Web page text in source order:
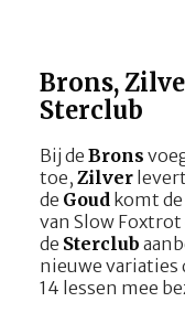
Brons,
Sterclub
Bij de Brons
toe, Zilver
de Goud komt
van Slow Foxtrot
de Sterclub
nieuwe variaties
14 lessen mee